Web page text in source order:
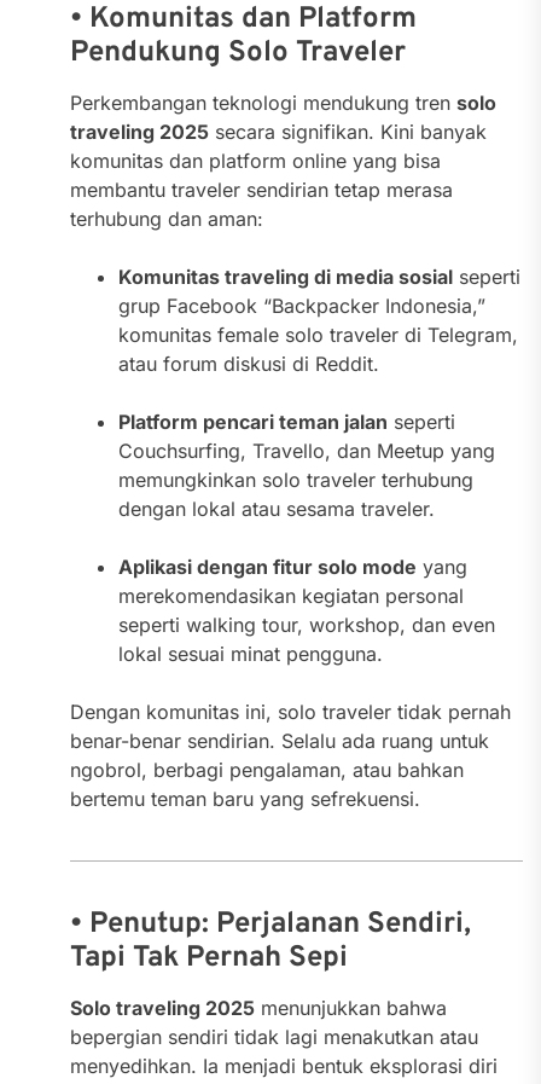
• Komunitas dan Platform
Pendukung Solo Traveler
Perkembangan teknologi mendukung tren solo
traveling 2025secara signifikan. Kini banyak
komunitas dan platform online yang bisa
membantu traveler sendirian tetap merasa
terhubung dan aman:
Komunitas traveling di media sosialseperti
grup Facebook “Backpacker Indonesia,”
komunitas female solo traveler di Telegram,
atau forum diskusi di Reddit.
Platform pencari teman jalan seperti
Couchsurfing, Travello, dan Meetup yang
memungkinkan solo traveler terhubung
dengan lokal atau sesama traveler.
Aplikasi dengan fitur solo mode yang
merekomendasikan kegiatan personal
seperti walking tour, workshop, dan even
lokal sesuai minat pengguna.
Dengan komunitas ini, solo traveler tidak pernah
benar-benar sendirian. Selalu ada ruang untuk
ngobrol, berbagi pengalaman, atau bahkan
bertemu teman baru yang sefrekuensi.
• Penutup: Perjalanan Sendiri,
Tapi Tak Pernah Sepi
Solo traveling 2025menunjukkan bahwa
bepergian sendiri tidak lagi menakutkan atau
menyedihkan. Ia menjadi bentuk eksplorasi diri